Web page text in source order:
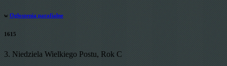
w Ogłoszenia parafialne
1615
3. Niedziela Wielkiego Postu, Rok C